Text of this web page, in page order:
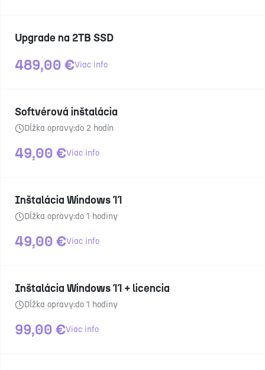
Upgrade na 2TB SSD
489,00 €Viac info
Softvérová inštalácia
Dĺžka opravy:do 2 hodín
49,00 €Viac info
Inštalácia Windows 11
Dĺžka opravy:do 1 hodiny
49,00 €Viac info
Inštalácia Windows 11 + licencia
Dĺžka opravy:do 1 hodiny
99,00 €Viac info